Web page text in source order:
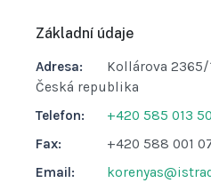
Základní údaje
Adresa:
Kollárova 2365/
Česká republika
Telefon:
+420 585 013
Fax:
+420 588 001
Email: